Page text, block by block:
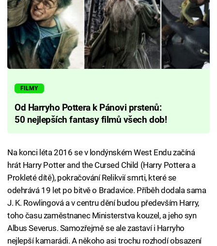
FILMY
Od Harryho Pottera k Pánovi prstenů:
50 nejlepších fantasy filmů všech dob!
Na konci léta 2016 se v londýnském West Endu začíná
hrát Harry Potter and the Cursed Child (Harry Pottera a
Prokleté dítě), pokračování Relikvií smrti, které se
odehrává 19 let po bitvě o Bradavice. Příběh dodala sama
J. K. Rowlingová a v centru dění budou především Harry,
toho času zaměstnanec Ministerstva kouzel, a jeho syn
Albus Severus. Samozřejmě se ale zastaví i Harryho
nejlepší kamarádi. A někoho asi trochu rozhodí obsazení